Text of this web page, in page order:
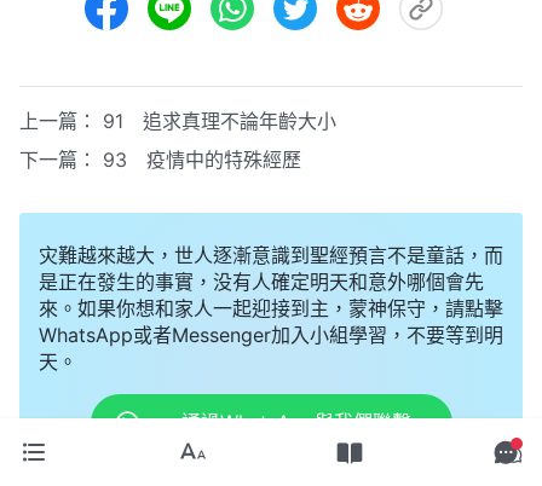
上一篇： 91 追求真理不論年齡大小
下一篇： 93 疫情中的特殊經歷
灾難越來越大，世人逐漸意識到聖經預言不是童話，而
是正在發生的事實，没有人確定明天和意外哪個會先
來。如果你想和家人一起迎接到主，蒙神保守，請點擊
WhatsApp或者Messenger加入小組學習，不要等到明
天。
通過WhatsApp與我們聯繫